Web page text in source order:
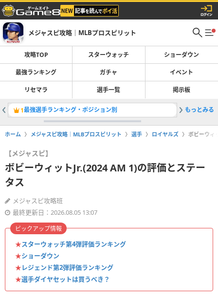
メジャスピ攻略｜MLBプロスピリット
攻略TOP スターウォッチ ショーダウン
最強ランキング ガチャ イベント
リセマラ 選手一覧 掲示板
1最強選手ランキング・ポジション別 2先発最
もっとみる
ホーム メジャスピ攻略｜MLBプロスピリット 選手 ロイヤルズ ボビーウィ
【メジャスピ】
ボビーウィットJr.(2024 AM 1)の評価とステー
タス
メジャスピ攻略班
最終更新日：2026.08.05 13:07
★スターウォッチ第4弾評価ランキング
★ショーダウン
★レジェンド第2弾評価ランキング
★選手ダイヤセットは買うべき？
ピックアップ情報